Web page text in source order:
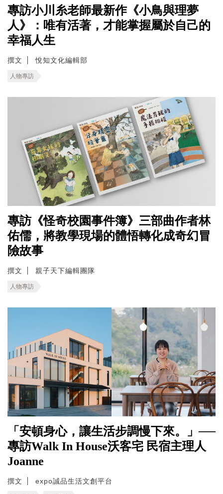
專訪小川糸老師最新作《小鳥與理夢
人》：唯有活著，才能掌握屬於自己的
幸福人生
撰文 悅知文化編輯部
人物專訪
專訪《怪奇校園事件簿》三部曲作者林
佑儒，將教學現場的體悟轉化成奇幻冒
險故事
撰文 親子天下編輯團隊
人物專訪
「安頓身心，讓生活步調慢下來。」──
專訪Walk In House沃客宅 民宿主理人
Joanne
撰文 expo誠品生活文創平台